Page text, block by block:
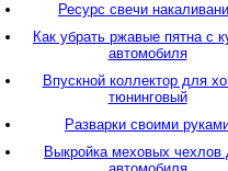
Ресурс свечи
Как убрать ржавые пятна с
автомобиля
Впускной коллектор для
тюнинговый
Разварки своими
Выкройка меховых чехлов